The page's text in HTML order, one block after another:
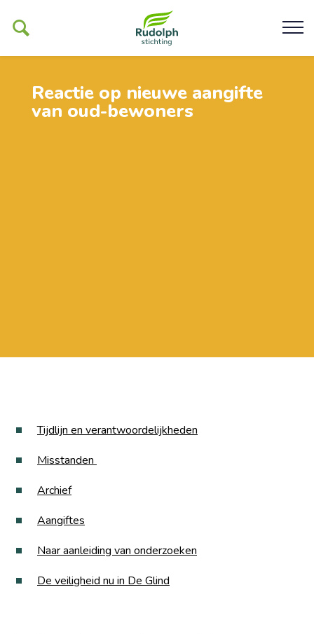
Ons werk
Reactie op nieuwe aangifte
van oud-bewoners
Tijdlijn en verantwoordelijkheden
Misstanden
Archief
Aangiftes
Naar aanleiding van onderzoeken
De veiligheid nu in De Glind